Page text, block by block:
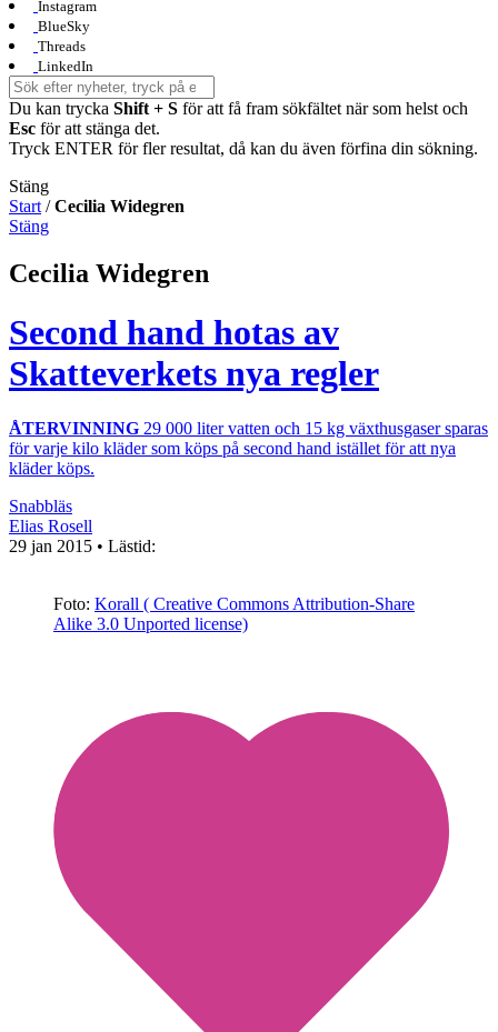
Instagram
BlueSky
Threads
LinkedIn
Du kan trycka Shift + S för att få fram sökfältet när som helst och
Esc för att stänga det.
Tryck ENTER för fler resultat, då kan du även förfina din sökning.
Stäng
Start /Cecilia Widegren
Stäng
Cecilia Widegren
Second hand hotas av
Skatteverkets nya regler
ÅTERVINNING 29 000 liter vatten och 15 kg växthusgaser sparas
för varje kilo kläder som köps på second hand istället för att nya
kläder köps.
Snabbläs
Elias Rosell
29 jan 2015 • Lästid:
Foto: Korall ( Creative Commons Attribution-Share
Alike 3.0 Unported license)